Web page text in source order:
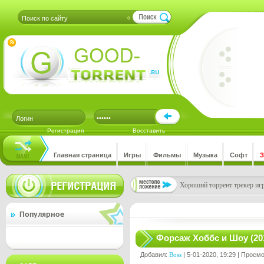
Регистрация Восставить
Главная страница Игры Фильмы Музыка Софт
Хороший торрент трекер
Популярное
Форсаж Хоббс и Шоу
Добавил: Boss | 5-01-2020, 19:29 |